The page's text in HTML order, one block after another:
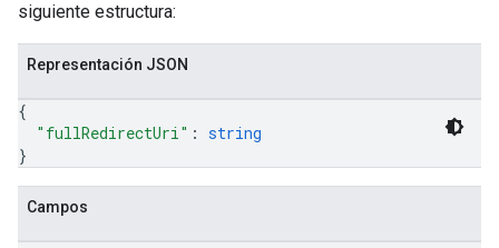
siguiente estructura:
Representación JSON
{
"fullRedirectUri" : string
}
Campos